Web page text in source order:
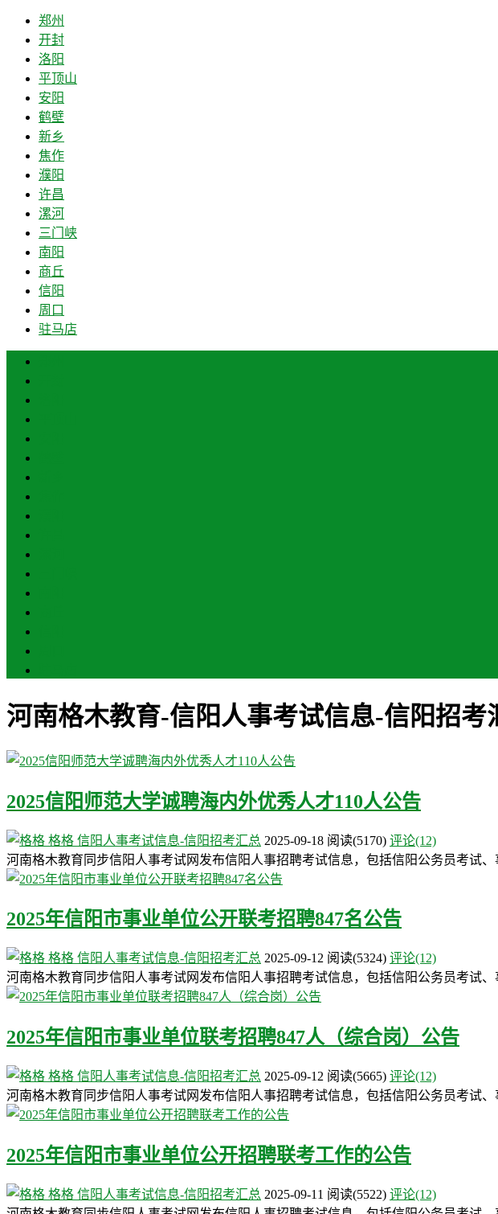
郑州
开封
洛阳
平顶山
安阳
鹤壁
新乡
焦作
濮阳
许昌
漯河
三门峡
南阳
商丘
信阳
周口
驻马店
河南格木教育-信阳人事考试信息-信阳招考
2025信阳师范大学诚聘海内外优秀人才110人公告
格格 信阳人事考试信息-信阳招考汇总 2025-09-18 阅读(5170) 评论(12)
河南格木教育同步信阳人事考试网发布信阳人事招聘考试信息，包括信阳公务员考
2025年信阳市事业单位公开联考招聘847名公告
格格 信阳人事考试信息-信阳招考汇总 2025-09-12 阅读(5324) 评论(12)
河南格木教育同步信阳人事考试网发布信阳人事招聘考试信息，包括信阳公务员考
2025年信阳市事业单位联考招聘847人（综合岗）公告
格格 信阳人事考试信息-信阳招考汇总 2025-09-12 阅读(5665) 评论(12)
河南格木教育同步信阳人事考试网发布信阳人事招聘考试信息，包括信阳公务员考
2025年信阳市事业单位公开招聘联考工作的公告
格格 信阳人事考试信息-信阳招考汇总 2025-09-11 阅读(5522) 评论(12)